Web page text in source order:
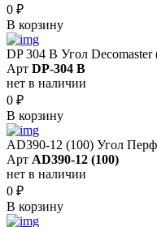
0 ₽
В корзину
DP 304 B Угол
Арт DP-304 B
нет в наличии
0 ₽
В корзину
AD390-12 (100) Угол
Арт AD390-12 (100)
нет в наличии
0 ₽
В корзину